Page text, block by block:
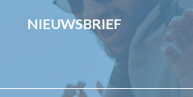
NIEUWSBRIEF